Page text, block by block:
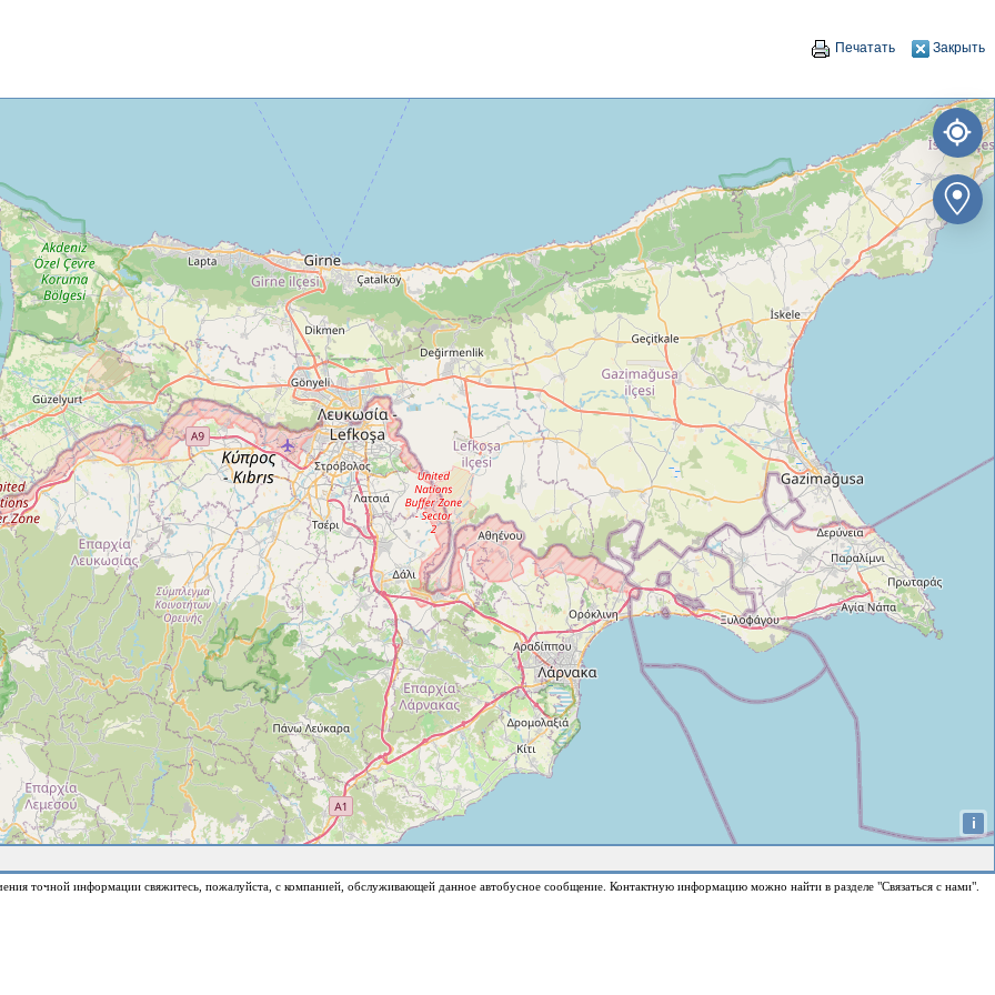
Печатать Закрыть
i
точной информации свяжитесь, пожалуйста, с компанией, обслуживающей данное автобусное сообщение. Контактную информацию можно найти в разделе "Связаться с нами".